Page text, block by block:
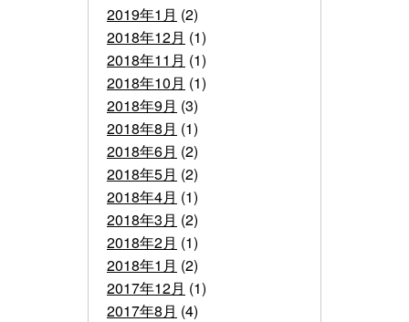
2019年1月 (2)
2018年12月 (1)
2018年11月 (1)
2018年10月 (1)
2018年9月 (3)
2018年8月 (1)
2018年6月 (2)
2018年5月 (2)
2018年4月 (1)
2018年3月 (2)
2018年2月 (1)
2018年1月 (2)
2017年12月 (1)
2017年8月 (4)